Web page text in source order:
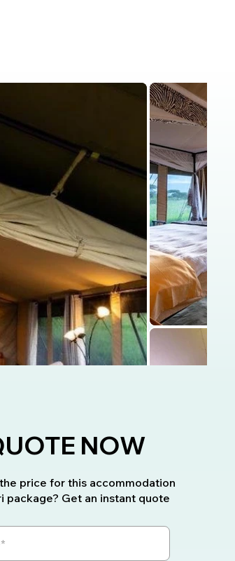
NOW
price for this accommodation
package? Get an instant quote